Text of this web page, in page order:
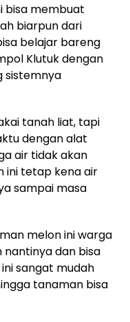
bisa membuat
biarpun dari
belajar bareng
Klutuk dengan
sistemnya
tanah liat, tapi
dengan alat
air tidak akan
ini tetap kena air
sampai masa
melon ini warga
nantinya dan bisa
sangat mudah
tanaman bisa